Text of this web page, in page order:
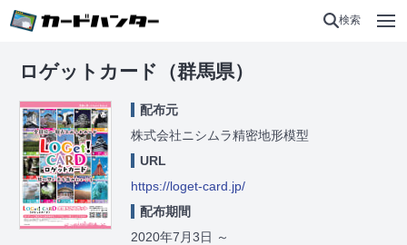
検索
ロゲットカード（群馬県）
配布元
株式会社ニシムラ精密地形模型
URL
https://loget-card.jp/
配布期間
2020年7月3日 ～